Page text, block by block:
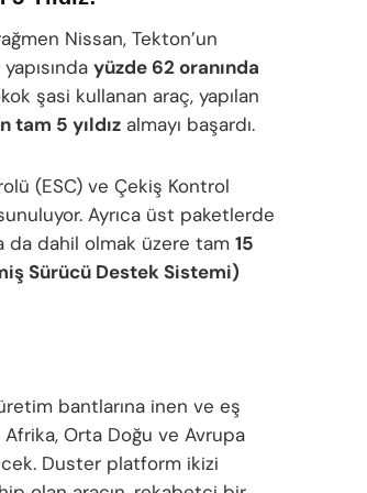
Nissan, Tekton’un
yüzde 62 oranında
şasi kullanan araç, yapılan
tam 5 yıldız almayı başardı.
(ESC) ve Çekiş Kontrol
Ayrıca üst paketlerde
da dahil olmak üzere tam 15
Sürücü Destek Sistemi)
bantlarına inen ve eş
Afrika, Orta Doğu ve Avrupa
Duster platform ikizi